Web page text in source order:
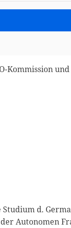
Kommission
d.
Autonomen